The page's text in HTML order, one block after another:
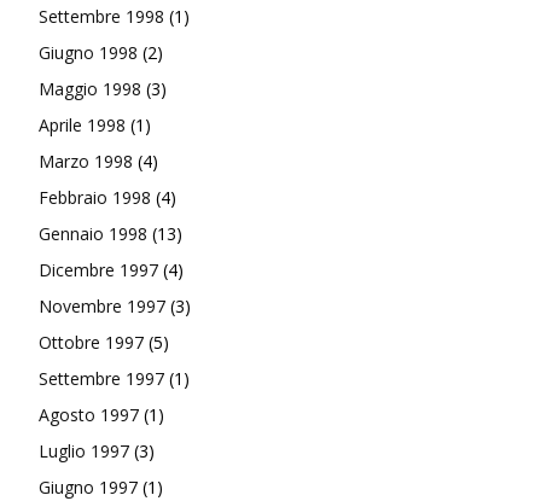
Settembre 1998 (1)
Giugno 1998 (2)
Maggio 1998 (3)
Aprile 1998 (1)
Marzo 1998 (4)
Febbraio 1998 (4)
Gennaio 1998 (13)
Dicembre 1997 (4)
Novembre 1997 (3)
Ottobre 1997 (5)
Settembre 1997 (1)
Agosto 1997 (1)
Luglio 1997 (3)
Giugno 1997 (1)